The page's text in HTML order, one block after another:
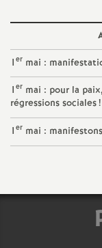
1er mai :
1er mai : pour la
régressions sociales!
1er mai :